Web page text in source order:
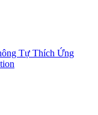
Tự Thích Ứng